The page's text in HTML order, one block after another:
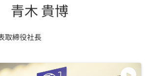
青木 貴博
取締役社長